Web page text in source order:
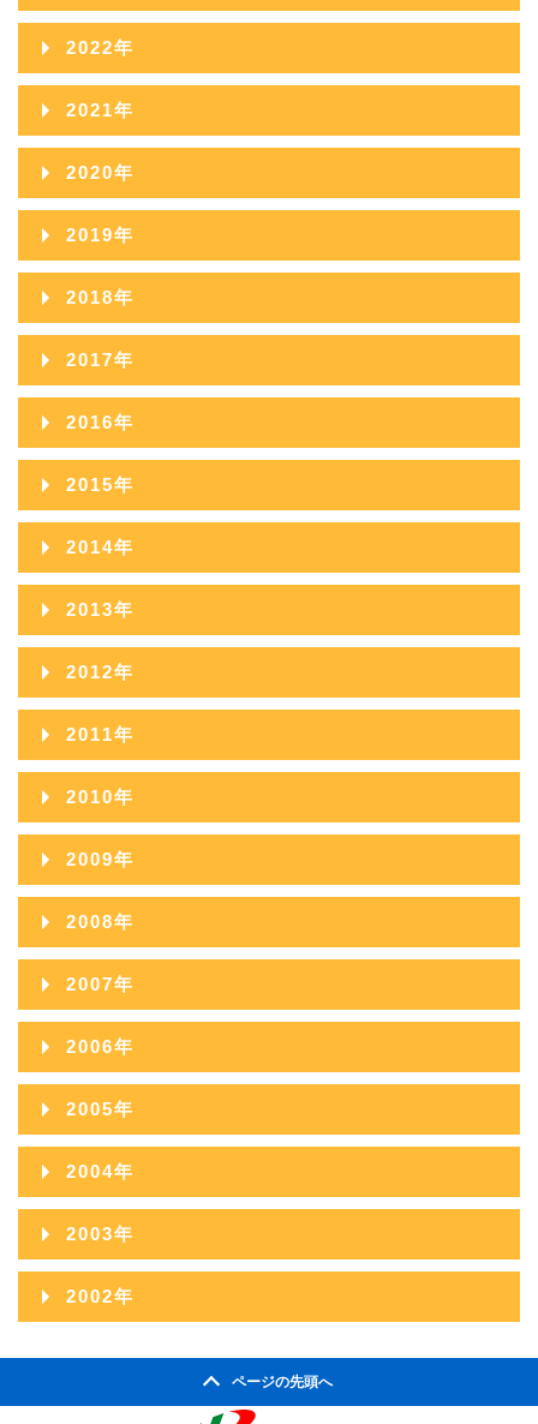
2025年10月
2025年09月
2025年08月
2025年07月
2025年06月
2025年05月
2025年03月
2025年02月
2025年01月
2024年11月
2024年10月
2024年09月
2024年08月
2024年07月
2024年06月
2024年05月
2024年03月
2024年02月
2024年01月
2023年12月
2023年11月
2023年10月
2023年09月
2023年08月
2023年07月
2023年06月
2023年05月
2023年03月
2023年02月
2023年01月
2022年
2022年12月
2022年11月
2022年10月
2022年09月
2022年08月
2022年07月
2022年06月
2022年05月
2022年03月
2022年02月
2022年01月
2021年
2021年12月
2021年11月
2021年10月
2021年09月
2021年08月
2021年07月
2021年06月
2021年05月
2021年03月
2021年02月
2021年01月
2020年
2020年12月
2020年11月
2020年10月
2020年09月
2020年08月
2020年07月
2020年06月
2020年05月
2020年03月
2020年02月
2020年01月
2019年
2019年12月
2019年11月
2019年10月
2019年09月
2019年08月
2019年07月
2019年06月
2019年05月
2019年03月
2019年02月
2019年01月
2018年
2018年12月
2018年11月
2018年10月
2018年09月
2018年08月
2018年07月
2018年06月
2018年05月
2018年03月
2018年02月
2018年01月
2017年
2017年12月
2017年11月
2017年10月
2017年09月
2017年08月
2017年07月
2017年06月
2017年05月
2017年03月
2017年02月
2017年01月
2016年
2016年12月
2016年11月
2016年10月
2016年09月
2016年08月
2016年07月
2016年06月
2016年05月
2016年03月
2016年02月
2016年01月
2015年
2015年12月
2015年11月
2015年10月
2015年09月
2015年08月
2015年07月
2015年06月
2015年05月
2015年03月
2015年02月
2015年01月
2014年
2014年12月
2014年11月
2014年10月
2014年09月
2014年08月
2014年07月
2014年06月
2014年05月
2014年03月
2014年02月
2014年01月
2013年
2013年12月
2013年11月
2013年10月
2013年09月
2013年08月
2013年07月
2013年06月
2013年05月
2013年03月
2013年02月
2013年01月
2012年
2012年12月
2012年11月
2012年10月
2012年09月
2012年08月
2012年07月
2012年06月
2012年05月
2012年03月
2012年02月
2012年01月
2011年
2011年12月
2011年11月
2011年10月
2011年09月
2011年08月
2011年07月
2011年06月
2011年05月
2011年03月
2011年02月
2010年
2010年12月
2010年11月
2010年10月
2010年09月
2010年08月
2010年07月
2010年06月
2010年05月
2010年03月
2009年
2009年12月
2009年11月
2009年10月
2009年09月
2009年08月
2009年07月
2009年06月
2009年05月
2009年03月
2008年
2008年12月
2008年11月
2008年10月
2008年09月
2008年08月
2008年07月
2008年06月
2008年05月
2007年
2007年12月
2007年11月
2007年10月
2007年09月
2007年08月
2007年07月
2006年
2006年12月
2006年11月
2006年10月
2006年09月
2006年08月
2005年
2005年12月
2005年11月
2005年10月
2005年09月
2005年08月
2005年07月
2004年
2004年12月
2004年11月
2004年10月
2003年
2003年12月
2002年
ページの先頭へ